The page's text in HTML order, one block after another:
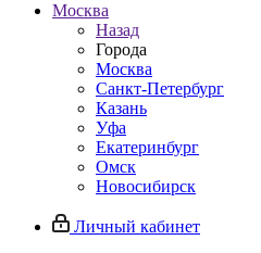
Москва
Назад
Города
Москва
Санкт-Петербург
Казань
Уфа
Екатеринбург
Омск
Новосибирск
Личный кабинет